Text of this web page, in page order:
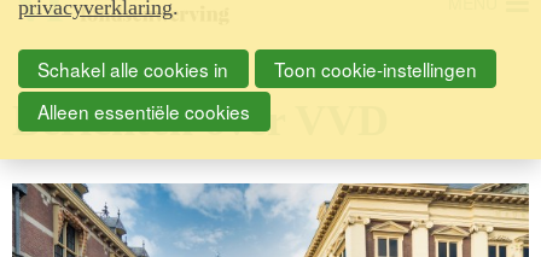
Berichten over VVD
privacyverklaring.
Schakel alle cookies in
Toon cookie-instellingen
Alleen essentiële cookies